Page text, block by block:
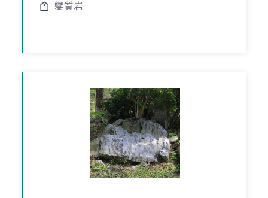
變質岩